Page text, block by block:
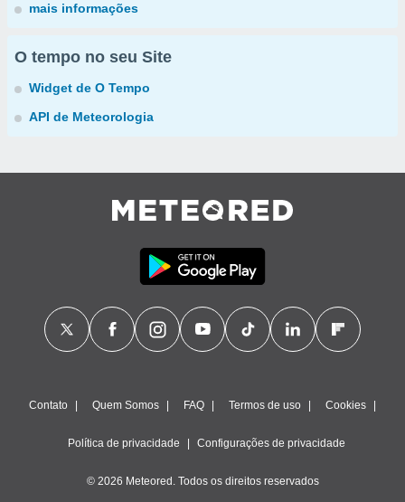
mais informações
O tempo no seu Site
Widget de O Tempo
API de Meteorologia
Contato Quem Somos FAQ Termos de uso Cookies
Política de privacidade Configurações de privacidade
© 2026 Meteored. Todos os direitos reservados